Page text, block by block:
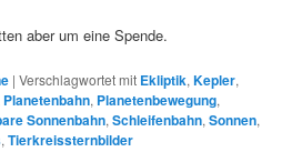
aber um eine Spende.
|Verschlagwortet mit Ekliptik,Kepler,
Planetenbahn, Planetenbewegung,
Sonnenbahn,Schleifenbahn,Sonnen,
,Tierkreissternbilder